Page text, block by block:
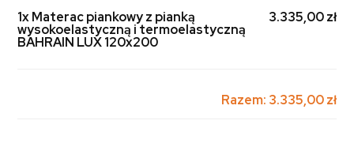
1x Materac piankowy z pianką
wysokoelastyczną i termoelastyczną
BAHRAIN LUX 120x200
3.335,00 zł
Razem: 3.335,00 zł